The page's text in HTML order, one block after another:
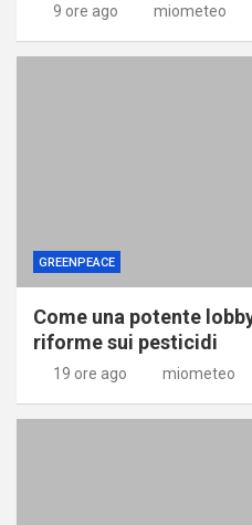
9 ore ago miometeo
GREENPEACE
Come una potente
riforme sui pesticidi
19 ore ago miometeo